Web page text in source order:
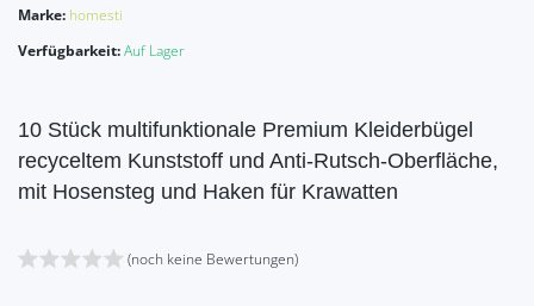
Marke: homesti
Verfügbarkeit:Auf Lager
10 Stück multifunktionale Premium Kleiderbügel
recyceltem Kunststoff und Anti-Rutsch-Oberfläche,
mit Hosensteg und Haken für Krawatten
(noch keine Bewertungen)